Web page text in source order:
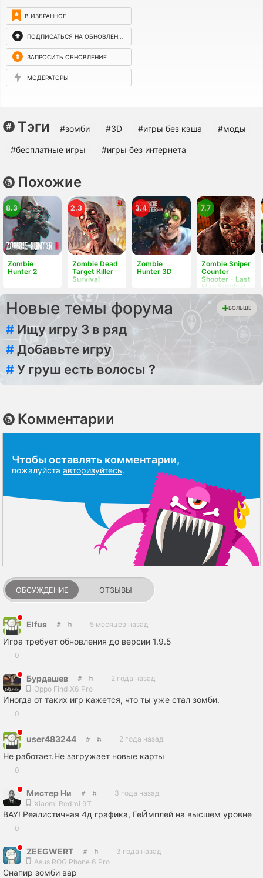
В ИЗБРАННОЕ
ПОДПИСАТЬСЯ НА ОБНОВЛЕНИЯ
ЗАПРОСИТЬ ОБНОВЛЕНИЕ
МОДЕРАТОРЫ
Тэги #зомби #3D #игры без кэша #моды
#бесплатные игры #игры без интернета
Похожие
Zombie
Hunter 2
8.3
Zombie Dead
Target Killer
Survival
2.3
Zombie
Hunter 3D
3.4
Zombie Sniper
Counter
Shooter - Last
Man Survival
7.7
Новые темы форума БОЛЬШЕ
# Ищу игру 3 в ряд
#Добавьте игру
#У груш есть волосы ?
Комментарии
Чтобы оставлять комментарии,
пожалуйста авторизуйтесь.
ОБСУЖДЕНИЕ ОТЗЫВЫ
Elfus 5 месяцев назад
Игра требует обновления до версии 1.9.5
0
Бурдашев
2 года назад
Oppo Find X6 Pro
Иногда от таких игр кажется, что ты уже стал зомби.
0
user483244 2 года назад
Не работает.Не загружает новые карты
0
Мистер Ни
3 года назад
Xiaomi Redmi 9T
ВАУ! Реалистичная 4д графика, ГеЙмплей на высшем уровне
0
ZEEGWERT
3 года назад
Asus ROG Phone 6 Pro
Снапир зомби вар